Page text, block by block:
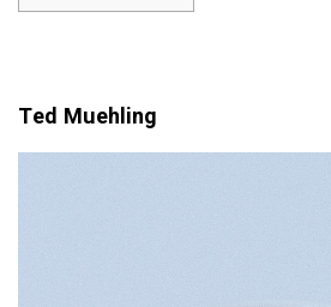
Ted Muehling